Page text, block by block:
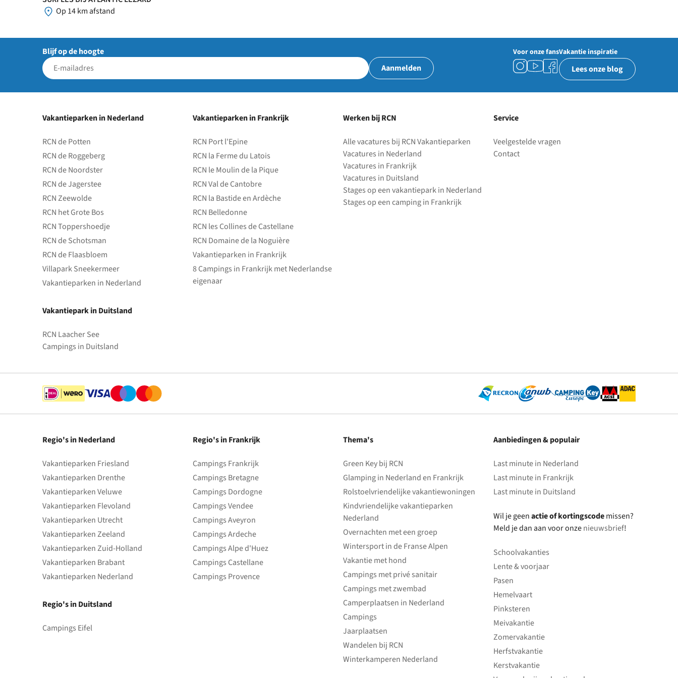
Op 14 km afstand
Blijf op de hoogte
Aanmelden
Voor onze fansVakantie inspiratie
Lees onze blog
Vakantieparken in Nederland
RCN de Potten
RCN de Roggeberg
RCN de Noordster
RCN de Jagerstee
RCN Zeewolde
RCN het Grote Bos
RCN Toppershoedje
RCN de Schotsman
RCN de Flaasbloem
Villapark Sneekermeer
Vakantieparken in Nederland
Vakantiepark in Duitsland
RCN Laacher See
Campings in Duitsland
Vakantieparken in Frankrijk
RCN Port l'Epine
RCN la Ferme du Latois
RCN le Moulin de la Pique
RCN Val de Cantobre
RCN la Bastide en Ardèche
RCN Belledonne
RCN les Collines de Castellane
RCN Domaine de la Noguière
Vakantieparken in Frankrijk
8 Campings in Frankrijk met Nederlandse
eigenaar
Werken bij RCN
Alle vacatures bij RCN Vakantieparken
Vacatures in Nederland
Vacatures in Frankrijk
Vacatures in Duitsland
Stages op een vakantiepark in Nederland
Stages op een camping in Frankrijk
Service
Veelgestelde vragen
Contact
Regio's in Nederland
Vakantieparken Friesland
Vakantieparken Drenthe
Vakantieparken Veluwe
Vakantieparken Flevoland
Vakantieparken Utrecht
Vakantieparken Zeeland
Vakantieparken Zuid-Holland
Vakantieparken Brabant
Vakantieparken Nederland
Regio's in Duitsland
Campings Eifel
Regio's in Frankrijk
Campings Frankrijk
Campings Bretagne
Campings Dordogne
Campings Vendee
Campings Aveyron
Campings Ardeche
Campings Alpe d'Huez
Campings Castellane
Campings Provence
Thema's
Green Key bij RCN
Glamping in Nederland en Frankrijk
Rolstoelvriendelijke vakantiewoningen
Kindvriendelijke vakantieparken
Nederland
Overnachten met een groep
Wintersport in de Franse Alpen
Vakantie met hond
Campings met privé sanitair
Campings met zwembad
Camperplaatsen in Nederland
Campings
Jaarplaatsen
Wandelen bij RCN
Winterkamperen Nederland
Aanbiedingen & populair
Last minute in Nederland
Last minute in Frankrijk
Last minute in Duitsland
Wil je geenactie of kortingscodemissen?
Meld je dan aan voor onzenieuwsbrief!
Schoolvakanties
Lente & voorjaar
Pasen
Hemelvaart
Pinksteren
Meivakantie
Zomervakantie
Herfstvakantie
Kerstvakantie